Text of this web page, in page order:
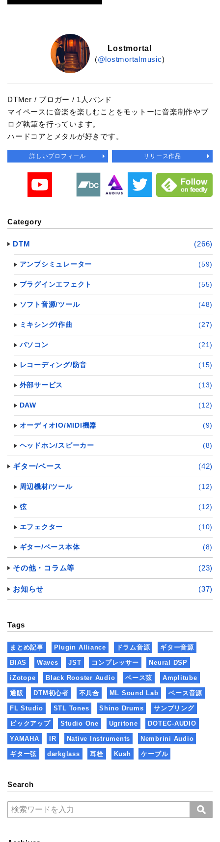
Lostmortal
(@lostmortalmusic)
DTMer / ブロガー / 1人バンド
マイペースに音楽を楽しむことをモットーに音楽制作やブ
ログ執筆を行っています。
ハードコアとメタルが好きです。
詳しいプロフィール リリース作品
Category
DTM (266)
アンプシミュレーター (59)
プラグインエフェクト (55)
ソフト音源/ツール (48)
ミキシング/作曲 (27)
パソコン (21)
レコーディング/防音 (15)
外部サービス (13)
DAW (12)
オーディオIO/MIDI機器 (9)
ヘッドホン/スピーカー (8)
ギター/ベース (42)
周辺機材/ツール (12)
弦 (12)
エフェクター (10)
ギター/ベース本体 (8)
その他・コラム等 (23)
お知らせ (37)
Tags
まとめ記事 Plugin Alliance ドラム音源 ギター音源
BIAS Waves JST コンプレッサー Neural DSP
iZotope Black Rooster Audio ベース弦 Amplitube
通販 DTM初心者 不具合 ML Sound Lab ベース音源
FL Studio STL Tones Shino Drums サンプリング
ピックアップ Studio One Ugritone DOTEC-AUDIO
YAMAHA IR Native Instruments Nembrini Audio
ギター弦 darkglass 耳栓 Kush ケーブル
Search